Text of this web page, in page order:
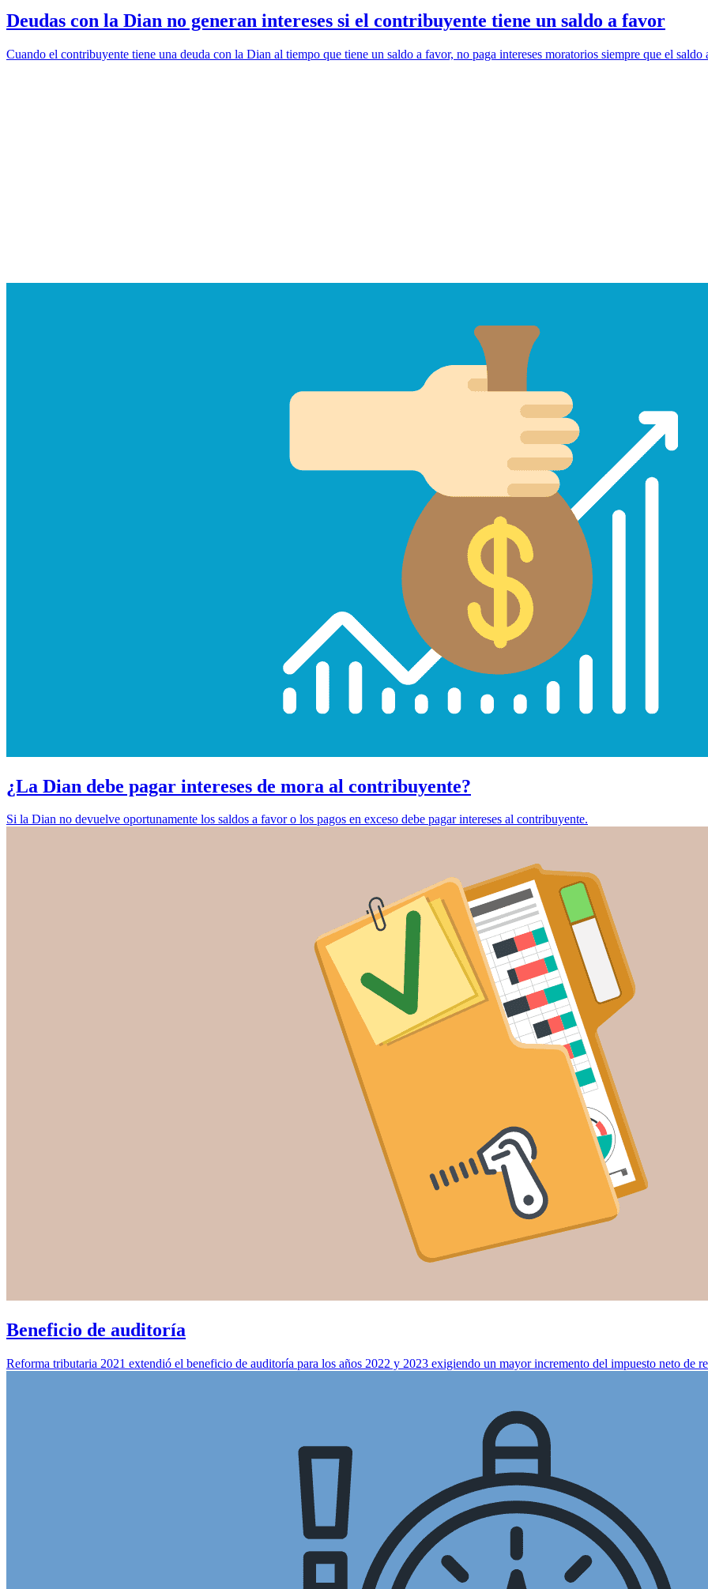
Deudas con la Dian no generan intereses si el contribuyente tiene un saldo a favor
Cuando el contribuyente tiene una deuda con la Dian al tiempo que tiene un saldo a favor, no paga intereses moratorios siempre que el
¿La Dian debe pagar intereses de mora al contribuyente?
Si la Dian no devuelve oportunamente los saldos a favor o los pagos en exceso debe pagar intereses al contribuyente.
Beneficio de auditoría
Reforma tributaria 2021 extendió el beneficio de auditoría para los años 2022 y 2023 exigiendo un mayor incremento del impuesto neto de